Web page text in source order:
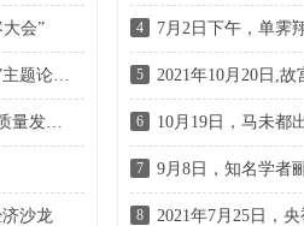
会”
7月21日，陈春花出席“创新是最好的传承”主题论坛暨《两代心语—管理预知30年》新书发布会
7月15日，宁向东出席“中国房地产品牌高质量发展大会暨2021年中国房地产品牌盛典”
沙龙
4
5
6
7
8